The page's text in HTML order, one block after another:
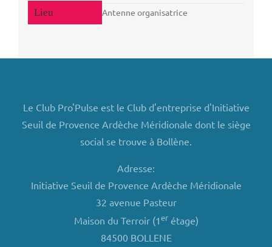
Antenne organisatrice
Le Club Pro'Pulse est le Club d'entreprise d'Initiative
Seuil de Provence Ardèche Méridionale dont le siège
social se trouve à Bollène.
Adresse:
Initiative Seuil de Provence Ardèche Méridionale
32 avenue Pasteur
Maison du Terroir (1erétage)
84500 BOLLENE